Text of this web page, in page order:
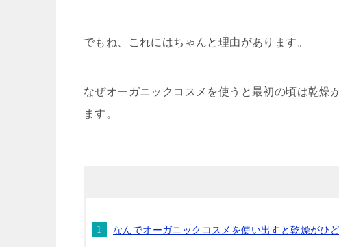
でもね、これにはちゃんと理由があります。
なぜオーガニックコスメを使うと最初の頃は乾燥
ます。
なんでオーガニックコスメを使い出すと乾燥がひ